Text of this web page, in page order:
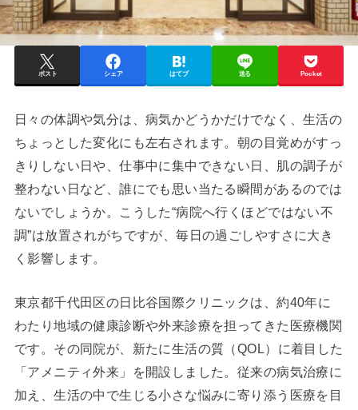
ポスト シェア はてブ 送る Pocket
日々の体調や気分は、病気かどうかだけでなく、生活の
ちょっとした変化にも左右されます。朝の目覚めがすっ
きりしない日や、仕事中に集中できない日、肌の調子が
整わない日など、誰にでも思い当たる瞬間があるのでは
ないでしょうか。こうした“病院へ行くほどではない不
調”は放置されがちですが、毎日の過ごしやすさに大き
く影響します。
東京都千代田区の⽇⽐⾕国際クリニックは、約40年に
わたり地域の健康診断や外来診療を担ってきた医療機関
です。その同院が、新たに生活の質（QOL）に着目した
「アメニティ外来」を開設しました。従来の病気治療に
加え、生活の中で生じる小さな悩みに寄り添う医療を目